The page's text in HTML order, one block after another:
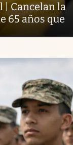
| Cancelan la
65 años que